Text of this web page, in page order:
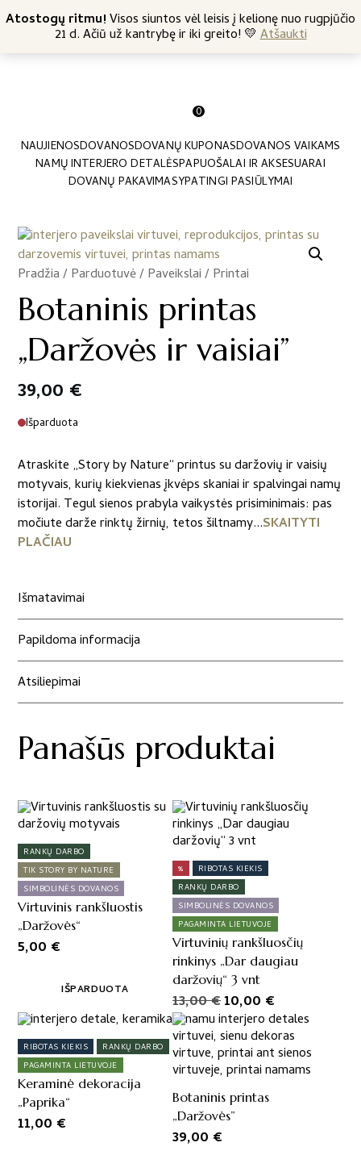
Atostogų ritmu!Visos siuntos vėl leisis į kelionę nuo rugpjūčio
21 d. Ačiū už kantrybę ir iki greito! 💛Atšaukti
Nemokamas siuntimas nuo 45 Eur +370 682 57369
0
NAUJIENOSDOVANOSDOVANŲ KUPONASDOVANOS VAIKAMS
NAMŲ INTERJERO DETALĖSPAPUOŠALAI IR AKSESUARAI
DOVANŲ PAKAVIMASYPATINGI PASIŪLYMAI
Pradžia/Parduotuvė/Paveikslai / Printai
/
Botaninis printas
„Daržovės ir vaisiai”
39,00 €
Išparduota
Atraskite „Story by Nature“ printus su daržovių ir vaisių
motyvais, kurių kiekvienas įkvėps skaniai ir spalvingai namų
istorijai. Tegul sienos prabyla vaikystės prisiminimais: pas
močiute darže rinktų žirnių, tetos šiltnamy...SKAITYTI
PLAČIAU
Išmatavimai
Papildoma informacija
Atsiliepimai
Panašūs produktai
RANKŲ DARBO
TIK STORY BY NATURE
SIMBOLINĖS DOVANOS
Virtuvinis rankšluostis
„Daržovės“
5,00 €
IŠPARDUOTA
%
RIBOTAS KIEKIS
RANKŲ DARBO
SIMBOLINĖS DOVANOS
PAGAMINTA LIETUVOJE
Virtuvinių rankšluosčių
rinkinys „Dar daugiau
daržovių“ 3 vnt
13,00€Original
price
was:
13,00 €.
10,00 €
price
is:
10,00 €.
RIBOTAS KIEKIS
RANKŲ DARBO
PAGAMINTA LIETUVOJE
Keraminė dekoracija
„Paprika“
11,00 €
This
product
has
multiple
variants.
The
options
Botaninis printas
„Daržovės”
39,00 €